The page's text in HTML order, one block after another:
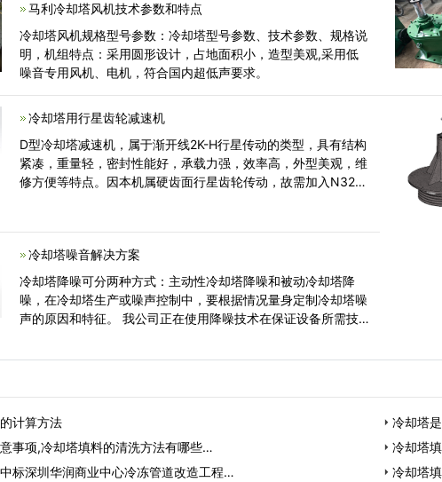
马利冷却塔风机技术参数和特点
冷却塔风机规格型号参数：冷却塔型号参数、技术参数、规格说
明，机组特点：采用圆形设计，占地面积小，造型美观,采用低
噪音专用风机、电机，符合国内超低声要求。
冷却塔用行星齿轮减速机
D型冷却塔减速机，属于渐开线2K-H行星传动的类型，具有结构
紧凑，重量轻，密封性能好，承载力强，效率高，外型美观，维
修方便等特点。因本机属硬齿面行星齿轮传动，故需加入N320(
冷却塔噪音解决方案
冷却塔降噪可分两种方式：主动性冷却塔降噪和被动冷却塔降
噪，在冷却塔生产或噪声控制中，要根据情况量身定制冷却塔噪
声的原因和特征。 我公司正在使用降噪技术在保证设备所需技
计算方法
冷却塔
事项,冷却塔填料的清洗方法有哪些…
冷却塔
标深圳华润商业中心冷冻管道改造工程…
冷却塔